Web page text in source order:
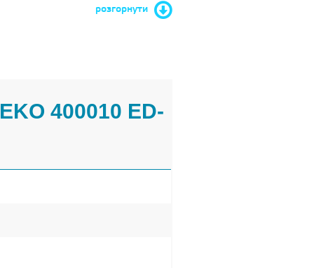
розгорнути
400010 ED-